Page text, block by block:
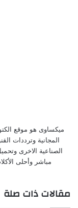
ميكساوى هو موقع
المجانية وترددات
الصناعية الاخرى
مباشر وأحلى
مقالات ذات صلة